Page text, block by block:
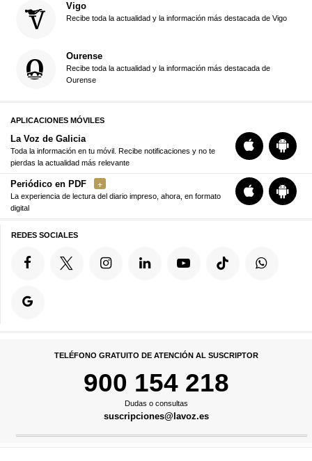
Vigo
Recibe toda la actualidad y la información más destacada de Vigo
Ourense
Recibe toda la actualidad y la información más destacada de
Ourense
APLICACIONES MÓVILES
La Voz de Galicia
Toda la información en tu móvil. Recibe notificaciones y no te
pierdas la actualidad más relevante
Periódico en PDF
La experiencia de lectura del diario impreso, ahora, en formato
digital
REDES SOCIALES
TELÉFONO GRATUITO DE ATENCIÓN AL SUSCRIPTOR
900 154 218
Dudas o consultas
suscripciones@lavoz.es